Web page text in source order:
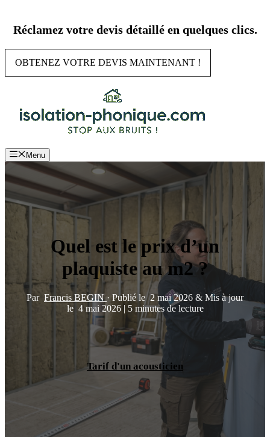
contenu
Réclamez votre devis détaillé en quelques clics.
OBTENEZ VOTRE DEVIS MAINTENANT !
Menu
Quel est le prix d’un
plaquiste au m2 ?
Par Francis BEGIN· Publié le2 mai 2026 & Mis à jour
le 4 mai 2026 | 5 minutes de lecture
Tarif d'un acousticien